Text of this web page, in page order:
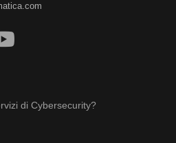
di Cybersecurity?